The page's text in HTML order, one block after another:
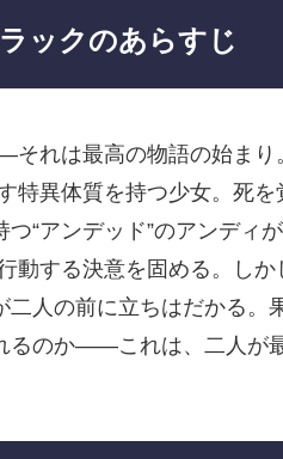
ックのあらすじ
れは最高の物語の始まり
特異体質を持つ少女。死
つ“アンデッド”のアンディ
動する決意を固める。し
二人の前に立ちはだかる
るのか——これは、二人が